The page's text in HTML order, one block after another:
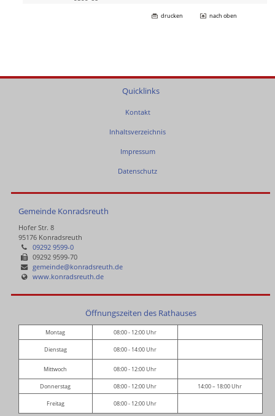
drucken nach oben
Quicklinks
Kontakt
Inhaltsverzeichnis
Impressum
Datenschutz
Gemeinde Konradsreuth
Hofer Str. 8
95176 Konradsreuth
09292 9599-0
09292 9599-70
gemeinde@konradsreuth.de
www.konradsreuth.de
Öffnungszeiten des Rathauses
Montag 08:00 - 12:00 Uhr
Dienstag 08:00 - 14:00 Uhr
Mittwoch 08:00 - 12:00 Uhr
Donnerstag 08:00 - 12:00 Uhr 14:00 – 18:00 Uhr
Freitag 08:00 - 12:00 Uhr